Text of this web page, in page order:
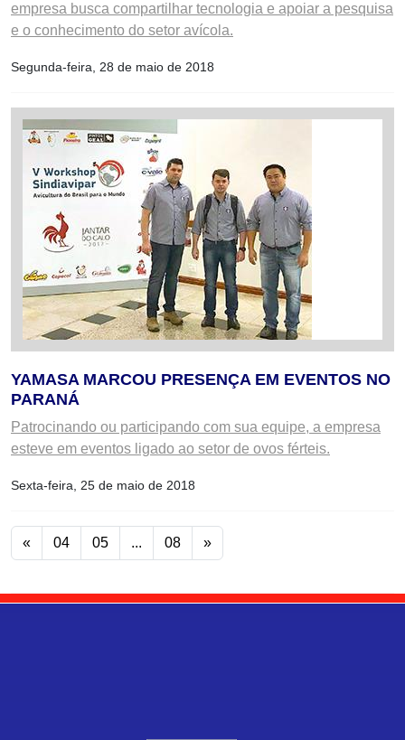
empresa busca compartilhar tecnologia e apoiar a pesquisa
e o conhecimento do setor avícola.
Segunda-feira, 28 de maio de 2018
YAMASA MARCOU PRESENÇA EM EVENTOS NO
PARANÁ
Patrocinando ou participando com sua equipe, a empresa
esteve em eventos ligado ao setor de ovos férteis.
Sexta-feira, 25 de maio de 2018
« 04 05 ... 08 »